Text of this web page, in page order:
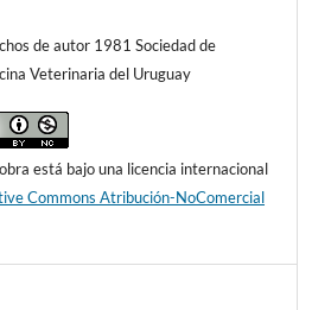
de autor 1981 Sociedad de
Veterinaria del Uruguay
está bajo una licencia internacional
Commons Atribución-NoComercial